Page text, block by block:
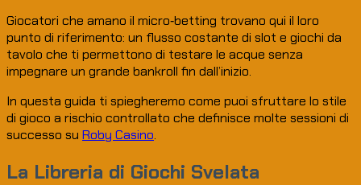
Giocatori che amano il micro‑betting trovano qui il loro
punto di riferimento: un flusso costante di slot e giochi da
tavolo che ti permettono di testare le acque senza
impegnare un grande bankroll fin dall’inizio.
In questa guida ti spiegheremo come puoi sfruttare lo stile
di gioco a rischio controllato che definisce molte sessioni di
successo su Roby Casino.
La Libreria di Giochi Svelata